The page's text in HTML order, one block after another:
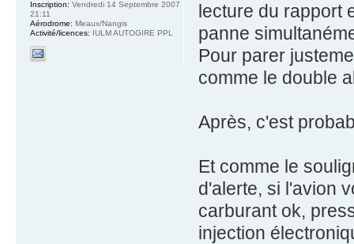
lecture du rapport
panne
Pour parer
comme le double
Après, c'est
Et comme le
d'alerte, si l'avion
carburant ok,
injection
Inscription: Vendredi 14 Septembre 2007
21:11
Aérodrome: Meaux/Nangis
Activité/licences: IULM AUTOGIRE PPL